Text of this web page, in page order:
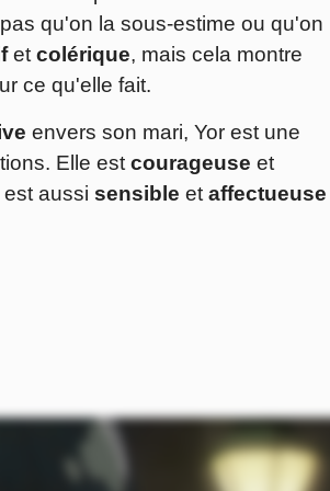
qu'on la sous-estime ou qu'on
et colérique, mais cela montre
ce qu'elle fait.
envers son mari, Yor est une
Elle est courageuse et
aussi sensible et affectueuse